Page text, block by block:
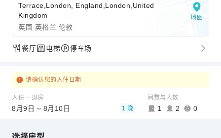
Terrace,London, England,London,United
Kingdom
英国 英格兰 伦敦
地图
餐厅 电梯 停车场
请确认您的入住日期
入住 – 退房
8月9日 ~ 8月10日 1 晚
间数与人数
1 2 0